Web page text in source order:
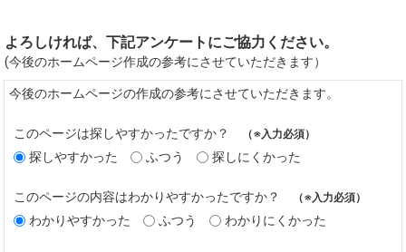
よろしければ、下記アンケートにご協力ください。
(今後のホームページ作成の参考にさせていただきます）
今後のホームページの作成の参考にさせていただきます。
このページは探しやすかったですか？ （※入力必須）
探しやすかった ふつう 探しにくかった
このページの内容はわかりやすかったですか？ （※入力必須）
わかりやすかった ふつう わかりにくかった